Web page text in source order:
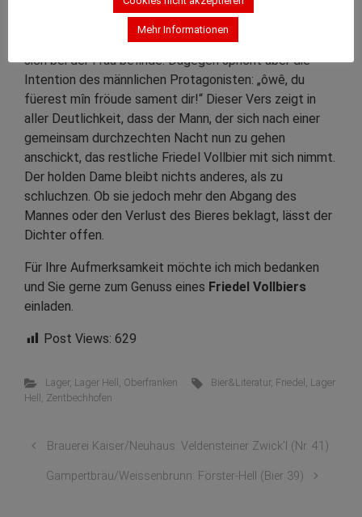
zurückzuerwarten sei. Dem könnte man entgegnen, er
möge doch bedenkenlos gehen, solange das Friedel
sich bei der Frau befinde. Dagegen spricht aber die
Intention des männlichen Protagonisten: „ôwê, du
füerest mîn fröude sament dir!“ Dieser Vers zeigt in
aller Deutlichkeit, dass der Mann, der sich nach einer
gemeinsam durchzechten Nacht nun zu gehen
anschickt, das restliche Friedel Vollbier mit sich nimmt.
Der holden Dame bleibt nichts anderes, als zu
schluchzen. Ob sie jedoch mehr den Abgang des
Mannes oder den Verlust des Bieres beklagt, lässt der
Dichter offen.
Für Ihre Aufmerksamkeit möchte ich mich bedanken
und Sie gerne zum Genuss eines Friedel Vollbiers
einladen.
Post Views: 629
Lager, Lager Hell , Oberfranken Bier&Literatur, Friedel , Lager
Hell , Zentbechhofen
Brauerei Kaiser/Neuhaus: Veldensteiner Zwick’l (Nr. 41)
Gampertbräu/Weissenbrunn: Förster-Hell (Bier 39)
Mehr Informationen